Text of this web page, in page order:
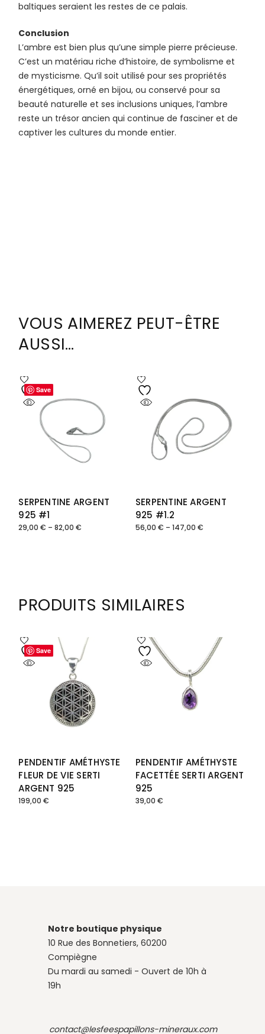
baltiques seraient les restes de ce palais.
Conclusion
L’ambre est bien plus qu’une simple pierre précieuse.
C’est un matériau riche d’histoire, de symbolisme et
de mysticisme. Qu’il soit utilisé pour ses propriétés
énergétiques, orné en bijou, ou conservé pour sa
beauté naturelle et ses inclusions uniques, l’ambre
reste un trésor ancien qui continue de fasciner et de
captiver les cultures du monde entier.
VOUS AIMEREZ PEUT-ÊTRE
AUSSI…
Save
SERPENTINE ARGENT
925 #1
29,00€ –82,00€
Plage
Save
SERPENTINE ARGENT
925 #1.2
56,00 € – 147,00 €
Plage
PRODUITS SIMILAIRES
Save
PENDENTIF AMÉTHYSTE
FLEUR DE VIE SERTI
ARGENT 925
199,00€
Save
PENDENTIF AMÉTHYSTE
FACETTÉE SERTI ARGENT
925
39,00 €
Notre boutique physique
10 Rue des Bonnetiers, 60200
Compiègne
Du mardi au samedi - Ouvert de 10h à
19h
contact@lesfeespapillons-mineraux.com